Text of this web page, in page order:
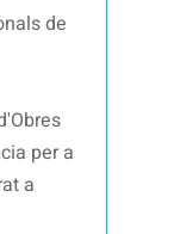
de
per a
a